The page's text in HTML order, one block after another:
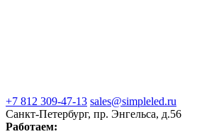
+7 812 309-47-13 sales@simpleled.ru
Санкт-Петербург, пр. Энгельса, д.56
Работаем: